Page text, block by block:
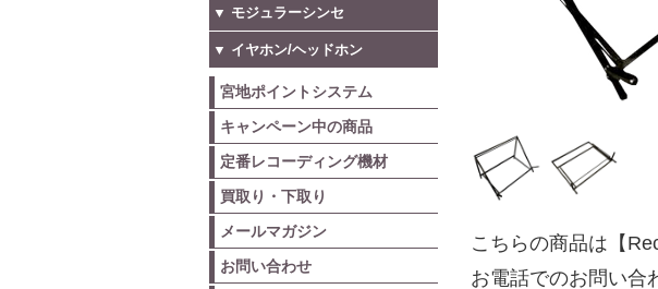
こちらの商品は【
お電話でのお問い合
▼ モジュラーシンセ
▼ イヤホン/ヘッドホン
宮地ポイントシステム
キャンペーン中の商品
定番レコーディング機材
買取り・下取り
メールマガジン
お問い合わせ